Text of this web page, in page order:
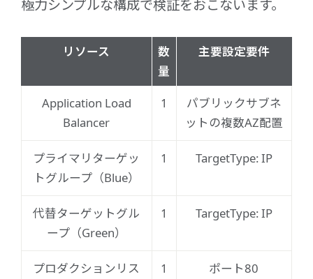
極力シンプルな構成で検証をおこないます。
リソース
数
量
主要設定要件
Application Load
Balancer
1
パブリックサブネ
ットの複数AZ配置
プライマリターゲッ
トグループ（Blue）
1 TargetType: IP
代替ターゲットグル
ープ（Green）
1 TargetType: IP
プロダクションリス
1 ポート80